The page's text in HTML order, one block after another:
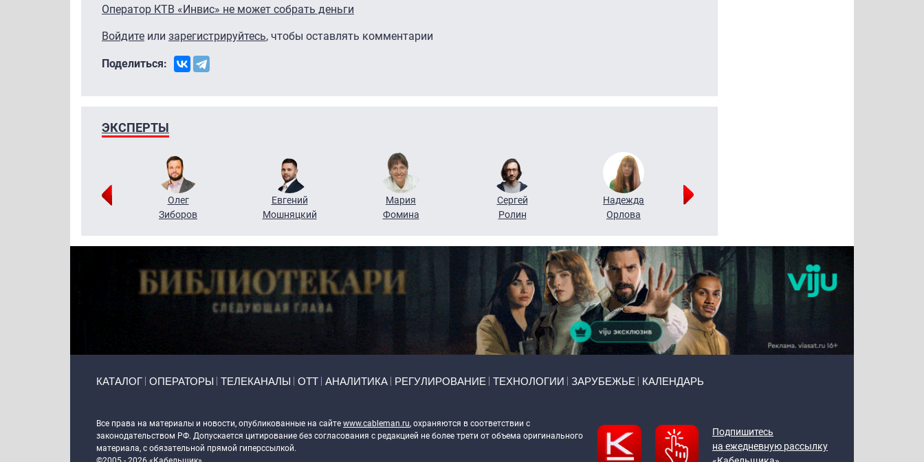
Оператор КТВ «Инвис» не может собрать деньги
Войдите или зарегистрируйтесь, чтобы оставлять комментарии
Поделиться:
ЭКСПЕРТЫ
Олег
Зиборов
Евгений
Мошняцкий
Мария
Фомина
Сергей
Ролин
Надежда
Орлова
КАТАЛОГ ОПЕРАТОРЫ ТЕЛЕКАНАЛЫ ОТТ АНАЛИТИКА РЕГУЛИРОВАНИЕ ТЕХНОЛОГИИ ЗАРУБЕЖЬЕ КАЛЕНДАРЬ
Все права на материалы и новости, опубликованные на сайте www.cableman.ru, охраняются в соответствии с
законодательством РФ. Допускается цитирование без согласования с редакцией не более трети от объема оригинального
материала, с обязательной прямой гиперссылкой.
Подпишитесь
на ежедневную рассылку